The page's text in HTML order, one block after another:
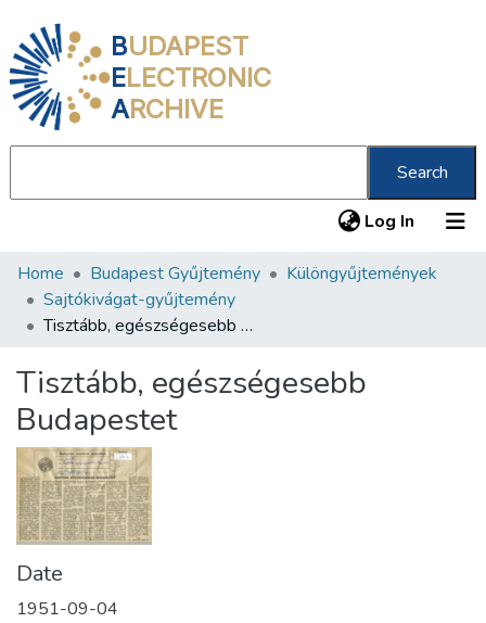
BUDAPEST
ELECTRONIC
ARCHIVE
Search
Log In (current)
Communities & Collections
All of DSpace
About us
Home Budapest Gyűjtemény
Különgyűjtemények
Sajtókivágat-gyűjtemény
Tisztább, egészségesebb Budapestet
Tisztább, egészségesebb
Budapestet
Date
1951-09-04